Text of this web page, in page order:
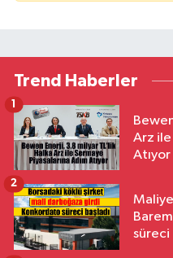
Trend Haberler
Arz ile
Atıyor
1
süreci
2